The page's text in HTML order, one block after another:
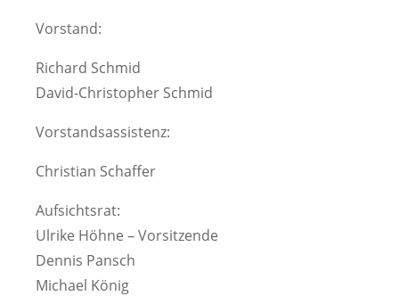
Vorstand:
Richard Schmid
David-Christopher Schmid
Vorstandsassistenz:
Christian Schaffer
Aufsichtsrat:
Ulrike Höhne – Vorsitzende
Dennis Pansch
Michael König